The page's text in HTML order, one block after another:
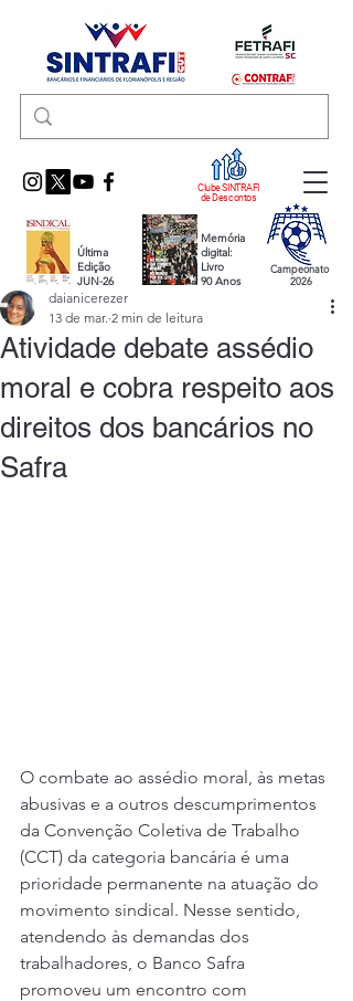
Clube SINTRAFI
de Descontos
Última
Edição
JUN-26
Memória
digital:
Livro
90 Anos
Campeonato
2026
Atividade debate assédio
moral e cobra respeito aos
direitos dos bancários no
Safra
daianicerezer
13 de mar. 2 min de leitura
O combate ao assédio moral, às metas
abusivas e a outros descumprimentos
da Convenção Coletiva de Trabalho
(CCT) da categoria bancária é uma
prioridade permanente na atuação do
movimento sindical. Nesse sentido,
atendendo às demandas dos
trabalhadores, o Banco Safra
promoveu um encontro com